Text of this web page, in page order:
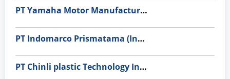
PT Yamaha Motor Manufacturing
PT Indomarco Prismatama (Indomaret Group)
PT Chinli plastic Technology Indonesia